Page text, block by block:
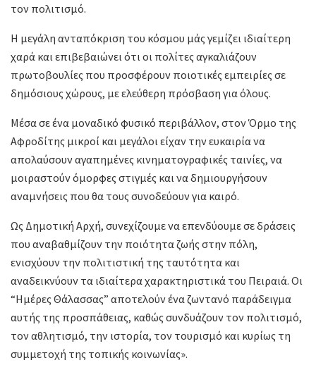
τον πολιτισμό.
Η μεγάλη ανταπόκριση του κόσμου μάς γεμίζει ιδιαίτερη
χαρά και επιβεβαιώνει ότι οι πολίτες αγκαλιάζουν
πρωτοβουλίες που προσφέρουν ποιοτικές εμπειρίες σε
δημόσιους χώρους, με ελεύθερη πρόσβαση για όλους.
Μέσα σε ένα μοναδικό φυσικό περιβάλλον, στον Όρμο της
Αφροδίτης μικροί και μεγάλοι είχαν την ευκαιρία να
απολαύσουν αγαπημένες κινηματογραφικές ταινίες, να
μοιραστούν όμορφες στιγμές και να δημιουργήσουν
αναμνήσεις που θα τους συνοδεύουν για καιρό.
Ως Δημοτική Αρχή, συνεχίζουμε να επενδύουμε σε δράσεις
που αναβαθμίζουν την ποιότητα ζωής στην πόλη,
ενισχύουν την πολιτιστική της ταυτότητα και
αναδεικνύουν τα ιδιαίτερα χαρακτηριστικά του Πειραιά. Οι
“Ημέρες Θάλασσας” αποτελούν ένα ζωντανό παράδειγμα
αυτής της προσπάθειας, καθώς συνδυάζουν τον πολιτισμό,
τον αθλητισμό, την ιστορία, τον τουρισμό και κυρίως τη
συμμετοχή της τοπικής κοινωνίας».